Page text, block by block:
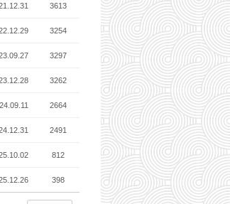
3613
3254
3297
3262
2664
2491
812
398